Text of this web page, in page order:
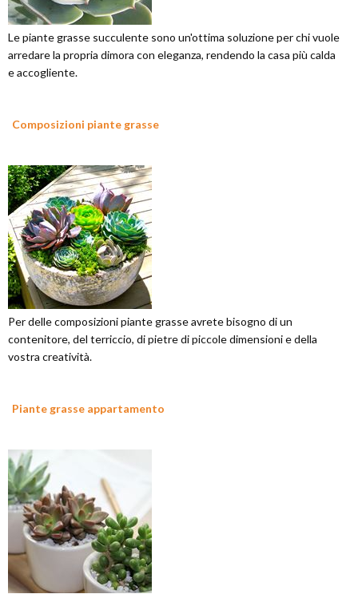
Le piante grasse succulente sono un'ottima soluzione per chi vuole
arredare la propria dimora con eleganza, rendendo la casa più calda
e accogliente.
Composizioni piante grasse
Per delle composizioni piante grasse avrete bisogno di un
contenitore, del terriccio, di pietre di piccole dimensioni e della
vostra creatività.
Piante grasse appartamento